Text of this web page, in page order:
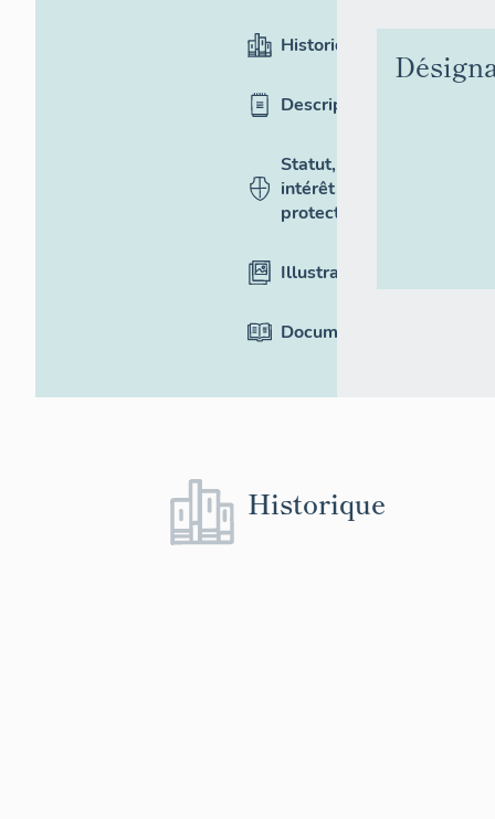
Historique
Description
Statut,
intérêt et
protection
Illustrations
Documentation
Historique